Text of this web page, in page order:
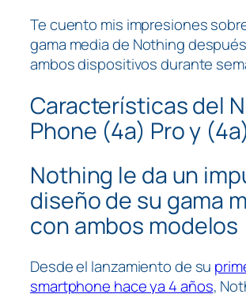
Te cuento mis impresiones
gama media de Nothing
ambos dispositivos durante
Características del
Phone (4a) Pro y
Nothing le da un
diseño de su gama
con ambos modelos
Desde el lanzamiento de su
smartphone hace ya 4 años,